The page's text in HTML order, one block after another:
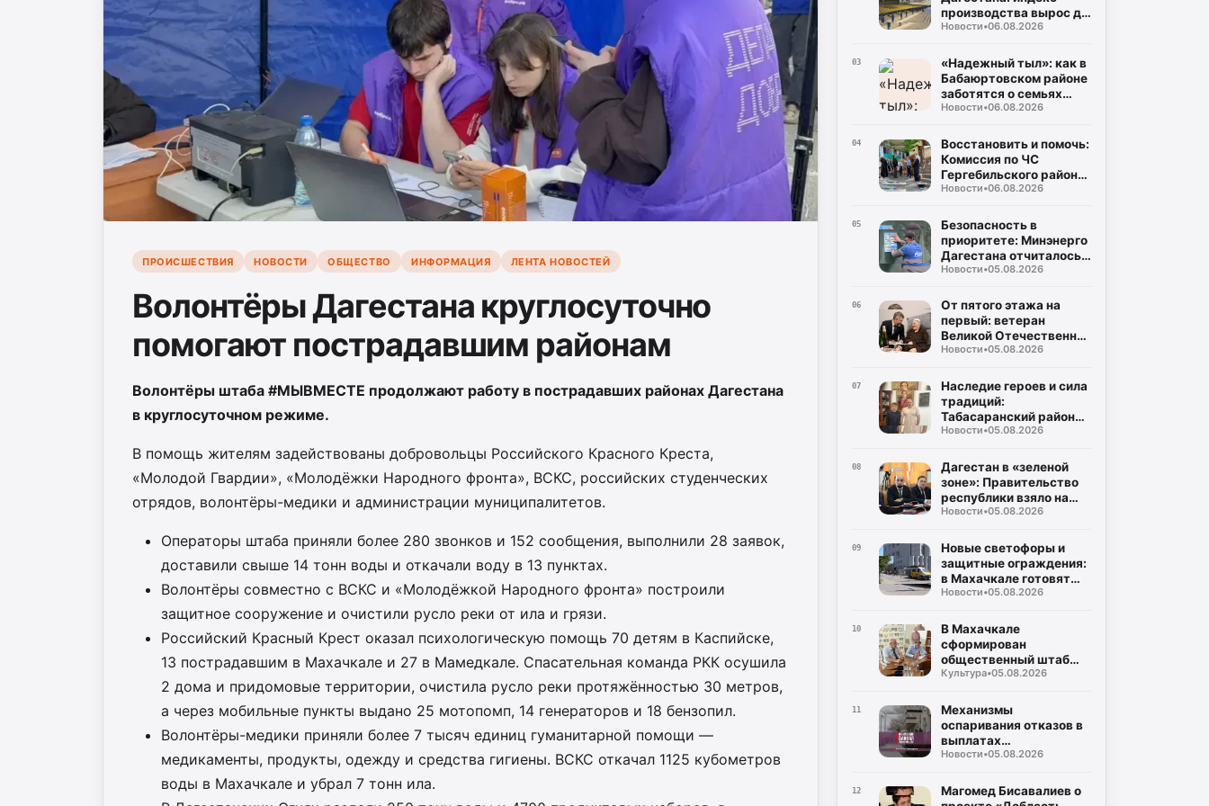
ПРОИСШЕСТВИЯ НОВОСТИ ОБЩЕСТВО ИНФОРМАЦИЯ ЛЕНТА НОВОСТЕЙ
Волонтёры Дагестана круглосуточно
помогают пострадавшим районам
Волонтёры штаба #МЫВМЕСТЕ продолжают работу в пострадавших районах Дагестана
в круглосуточном режиме.
В помощь жителям задействованы добровольцы Российского Красного Креста,
«Молодой Гвардии», «Молодёжки Народного фронта», ВСКС, российских студенческих
отрядов, волонтёры-медики и администрации муниципалитетов.
Операторы штаба приняли более 280 звонков и 152 сообщения, выполнили 28 заявок,
доставили свыше 14 тонн воды и откачали воду в 13 пунктах.
Волонтёры совместно с ВСКС и «Молодёжкой Народного фронта» построили
защитное сооружение и очистили русло реки от ила и грязи.
Российский Красный Крест оказал психологическую помощь 70 детям в Каспийске,
13 пострадавшим в Махачкале и 27 в Мамедкале. Спасательная команда РКК осушила
2 дома и придомовые территории, очистила русло реки протяжённостью 30 метров,
а через мобильные пункты выдано 25 мотопомп, 14 генераторов и 18 бензопил.
Волонтёры-медики приняли более 7 тысяч единиц гуманитарной помощи —
медикаменты, продукты, одежду и средства гигиены. ВСКС откачал 1125 кубометров
воды в Махачкале и убрал 7 тонн ила.
производства вырос до
106%, а объем отгрузки
миллиардов рублей
Новости•06.08.2026
03
«Надежный тыл»: как в
Бабаюртовском районе
заботятся о семьях
героев СВО, превращая
дела
Новости•06.08.2026
04
Восстановить и помочь:
Комиссия по ЧС
Гергебильского района
детально оценивает
в Курми и Хвартикуни
Новости•06.08.2026
05
Безопасность в
приоритете: Минэнерго
Дагестана отчиталось о
двукратном снижении
эксплуатации газа
Новости•05.08.2026
06
От пятого этажа на
первый: ветеран
Великой Отечественной
Муса Багаудинов
квартиры в Каспийске
Новости•05.08.2026
07
Наследие героев и сила
традиций:
Табасаранский район
примет два турнира
уровня в честь Руслана
Курбанова и Рустама
Мурадова
Новости•05.08.2026
08
Дагестан в «зеленой
зоне»: Правительство
республики взяло на
жесткий контроль
инфраструктуры для
ТКО
Новости•05.08.2026
09
Новые светофоры и
защитные ограждения:
в Махачкале готовят
безопасные маршруты
сентября
Новости•05.08.2026
10
В Махачкале
сформирован
общественный штаб
контроля за выборами в
Собрание
Культура•05.08.2026
11
Механизмы
оспаривания отказов в
выплатах
пострадавшим от
ситуаций
Новости•05.08.2026
12
Магомед Бисавалиев о